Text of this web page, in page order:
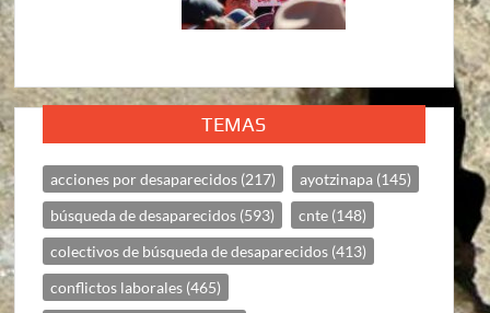
TEMAS
acciones por desaparecidos (217) ayotzinapa (145)
búsqueda de desaparecidos (593) cnte (148)
colectivos de búsqueda de desaparecidos (413)
conflictos laborales (465)